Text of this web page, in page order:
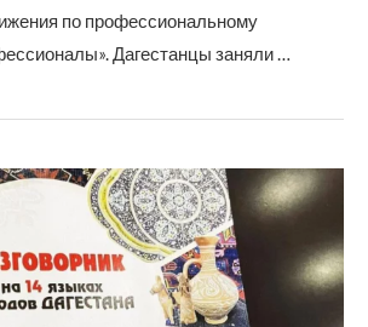
по профессиональному
Дагестанцы заняли …